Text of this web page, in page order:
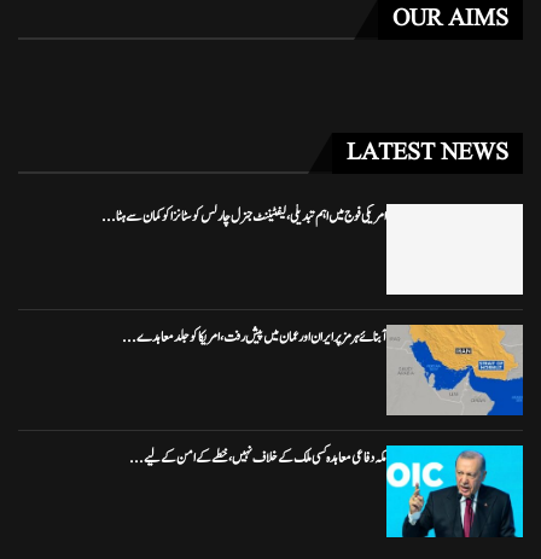
OUR AIMS
LATEST NEWS
امریکی فوج میں اہم تبدیلی، لیفٹیننٹ جنرل چارلس کوسٹانزا کو کمان سے ہٹا...
آبنائے ہرمز پر ایران اور عمان میں پیش رفت، امریکا کو جلد معاہدے...
مکہ دفاعی معاہدہ کسی ملک کے خلاف نہیں، خطے کے امن کے لیے...